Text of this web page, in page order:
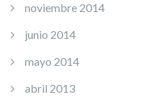
noviembre 2014
junio 2014
mayo 2014
abril 2013